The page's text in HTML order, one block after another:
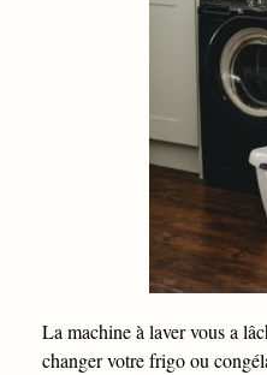
La machine à laver vous a
changer votre frigo ou